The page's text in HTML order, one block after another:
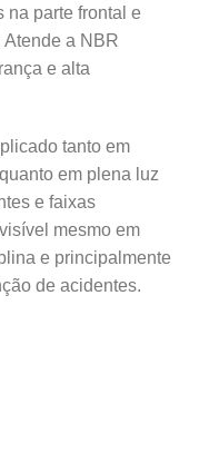
na parte frontal e
Atende a NBR
e alta
tanto em
em plena luz
e faixas
mesmo em
e principalmente
de acidentes.